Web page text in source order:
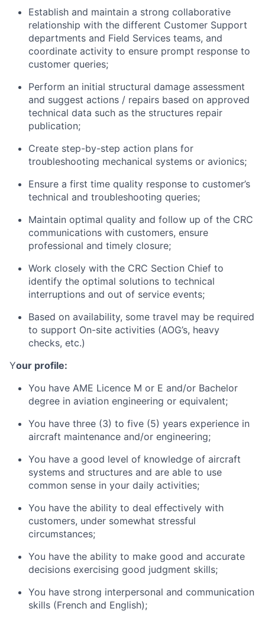
Establish and maintain a strong collaborative
relationship with the different Customer Support
departments and Field Services teams, and
coordinate activity to ensure prompt response to
customer queries;
Perform an initial structural damage assessment
and suggest actions / repairs based on approved
technical data such as the structures repair
publication;
Create step-by-step action plans for
troubleshooting mechanical systems or avionics;
Ensure a first time quality response to customer’s
technical and troubleshooting queries;
Maintain optimal quality and follow up of the CRC
communications with customers, ensure
professional and timely closure;
Work closely with the CRC Section Chief to
identify the optimal solutions to technical
interruptions and out of service events;
Based on availability, some travel may be required
to support On-site activities (AOG’s, heavy
checks, etc.)
Your profile:
You have AME Licence M or E and/or Bachelor
degree in aviation engineering or equivalent;
You have three (3) to five (5) years experience in
aircraft maintenance and/or engineering;
You have a good level of knowledge of aircraft
systems and structures and are able to use
common sense in your daily activities;
You have the ability to deal effectively with
customers, under somewhat stressful
circumstances;
You have the ability to make good and accurate
decisions exercising good judgment skills;
You have strong interpersonal and communication
skills (French and English);